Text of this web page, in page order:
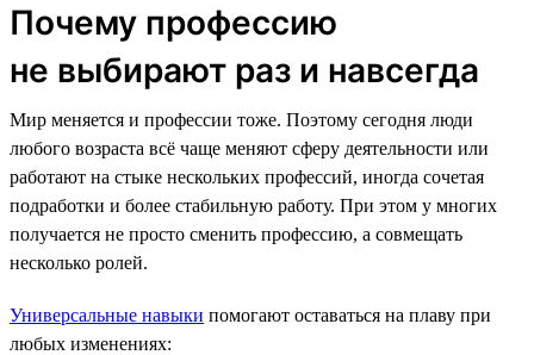
Почему профессию
не выбирают раз и навсегда
Мир меняется и профессии тоже. Поэтому сегодня люди
любого возраста всё чаще меняют сферу деятельности или
работают на стыке нескольких профессий, иногда сочетая
подработки и более стабильную работу. При этом у многих
получается не просто сменить профессию, а совмещать
несколько ролей.
Универсальные навыки помогают оставаться на плаву при
любых изменениях: